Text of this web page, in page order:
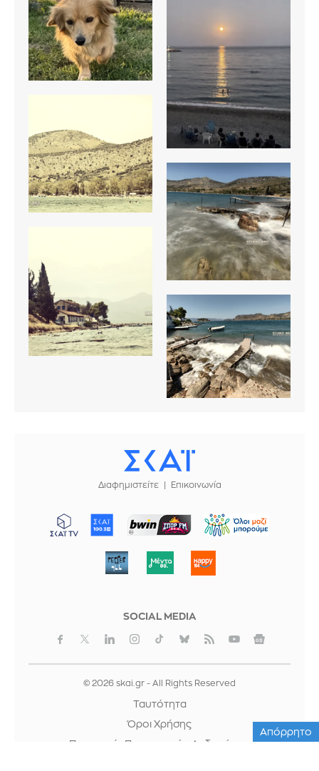
Διαφημιστείτε Επικοινωνία
ΜΠΟΡΟΥΜΕ
SOCIAL MEDIA
© 2026 skai.gr - All Rights Reserved
Ταυτότητα
Όροι Χρήσης
Προστασία Προσωπικών Δεδομένων
Απόρρητο